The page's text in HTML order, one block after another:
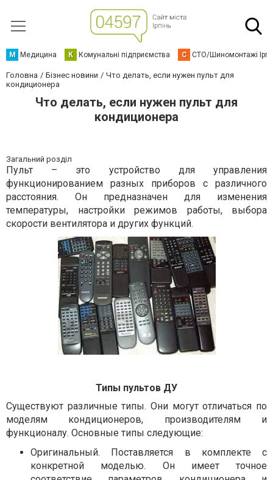
М Медицина К Комунальні підприємства С СТО/Шиномонтажі
Головна Бізнес новини
Что делать, если нужен пульт для
кондиционера
Что делать, если нужен пульт для
кондиционера
Загальний розділ
Пульт – это устройство для управления
функционированием разных приборов с различного
расстояния. Он предназначен для изменения
температуры, настройки режимов работы, выбора
скорости вентилятора и других функций.
Типы пультов ДУ
Существуют различные типы. Они могут отличаться по
моделям кондиционеров, производителям и
функционалу. Основные типы следующие:
Оригинальный. Поставляется в комплекте с
конкретной моделью. Он имеет точное